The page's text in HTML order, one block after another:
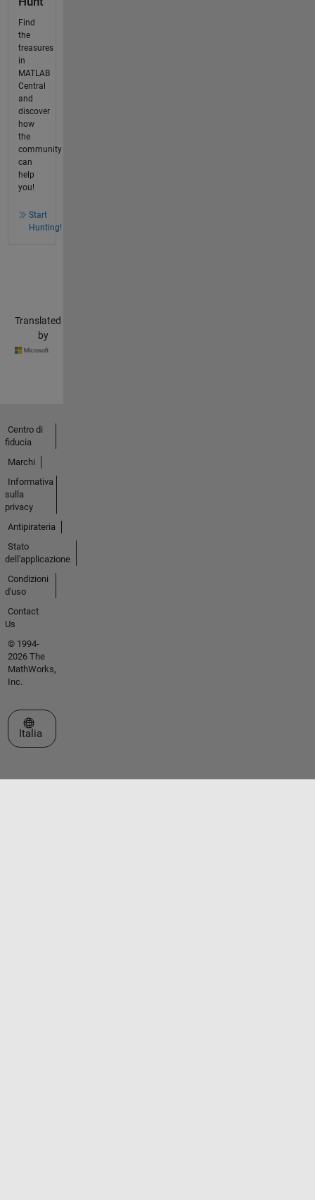
Find
the
treasures
in
MATLAB
Central
and
discover
how
the
community
can
help
you!
Start
Hunting!
Translated
by
Centro di
fiducia
Marchi
Informativa
sulla
privacy
Antipirateria
Stato
dell'applicazione
Condizioni
d'uso
Contact
Us
© 1994-
2026 The
MathWorks,
Inc.
Seleziona un sito web
Italia